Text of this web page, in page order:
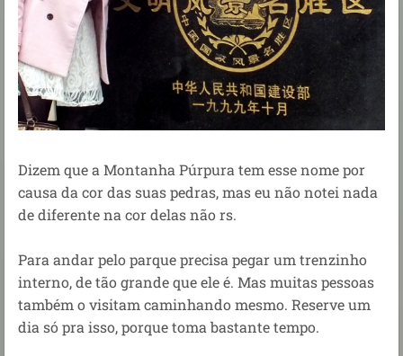
Dizem que a Montanha Púrpura tem esse nome por
causa da cor das suas pedras, mas eu não notei nada
de diferente na cor delas não rs.
Para andar pelo parque precisa pegar um trenzinho
interno, de tão grande que ele é. Mas muitas pessoas
também o visitam caminhando mesmo. Reserve um
dia só pra isso, porque toma bastante tempo.